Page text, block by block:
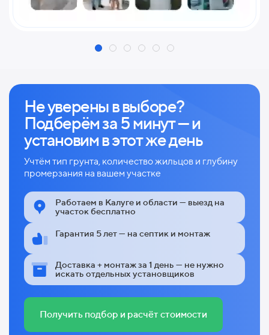
Не уверены в выборе?
Подберём за 5 минут — и
установим в этот же день
Учтём тип грунта, количество жильцов и глубину
промерзания на вашем участке
Работаем в Калуге и области — выезд на
участок бесплатно
Гарантия 5 лет — на септик и монтаж
Доставка + монтаж за 1 день — не нужно
искать отдельных установщиков
Получить подбор и расчёт стоимости